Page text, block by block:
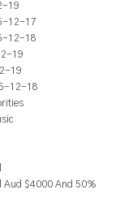
19
12-17
12-18
19
19
12-18
Aud $4000 And 50%